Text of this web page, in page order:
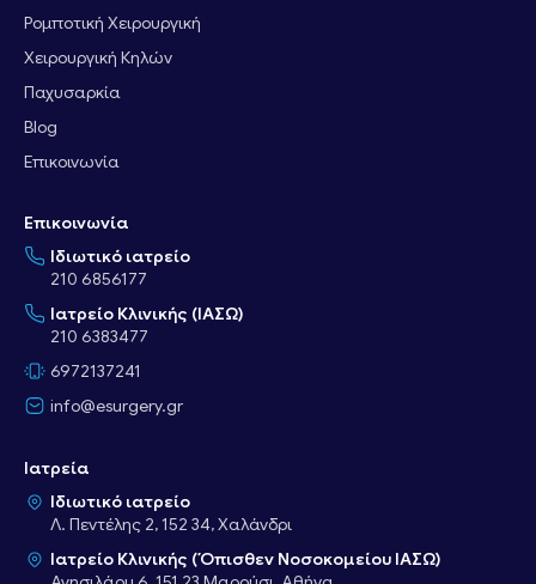
Ρομποτική Χειρουργική
Χειρουργική Κηλών
Παχυσαρκία
Blog
Επικοινωνία
Επικοινωνία
Ιδιωτικό ιατρείο
210 6856177
Ιατρείο Κλινικής (ΙΑΣΩ)
210 6383477
6972137241
info@esurgery.gr
Ιατρεία
Ιδιωτικό ιατρείο
Λ. Πεντέλης 2, 152 34, Χαλάνδρι
Ιατρείο Κλινικής (Όπισθεν Νοσοκομείου ΙΑΣΩ)